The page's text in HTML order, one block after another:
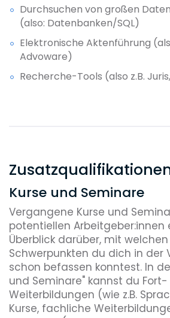
Durchsuchen von großen
(also: Datenbanken/SQL)
Elektronische Aktenführung
Advoware)
Recherche-Tools (also z.B.
Kurse und Seminare
Vergangene Kurse und
potentiellen Arbeitgeber:innen
Überblick darüber, mit
Schwerpunkten du dich in der
schon befassen konntest. In
und Seminare" kannst du
Weiterbildungen (wie z.B.
Kurse, fachliche